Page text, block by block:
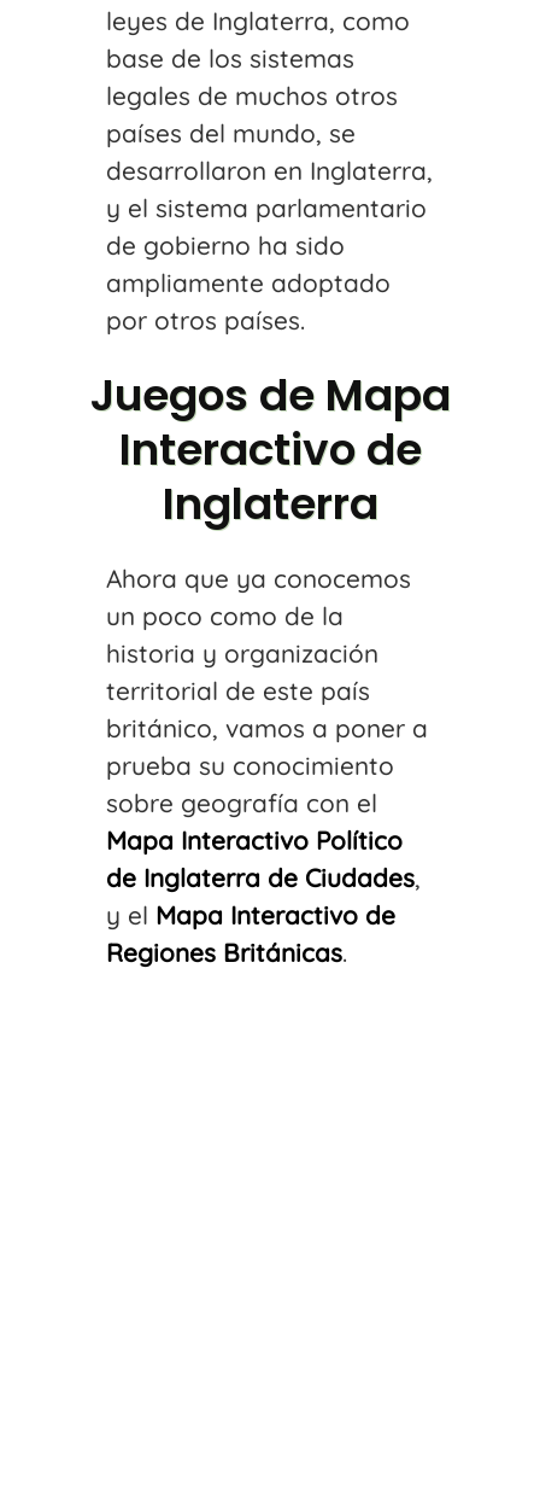
leyes de Inglaterra, como
base de los sistemas
legales de muchos otros
países del mundo, se
desarrollaron en Inglaterra,
y el sistema parlamentario
de gobierno ha sido
ampliamente adoptado
por otros países.
Juegos de Mapa
Interactivo de
Inglaterra
Ahora que ya conocemos
un poco como de la
historia y organización
territorial de este país
británico, vamos a poner a
prueba su conocimiento
sobre geografía con el
Mapa Interactivo Político
de Inglaterra de Ciudades,
y el Mapa Interactivo de
Regiones Británicas.